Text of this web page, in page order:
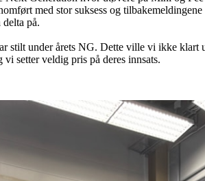
med stor suksess og
på.
stilt under årets NG. Dette ville vi ikke klart
setter veldig pris på deres innsats.